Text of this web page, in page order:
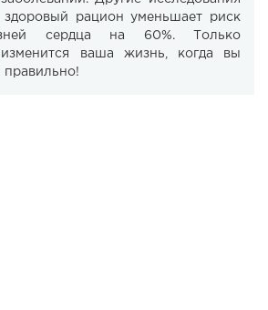
здоровый рацион уменьшает риск
сердца на 60%. Только
ваша жизнь, когда вы
правильно!